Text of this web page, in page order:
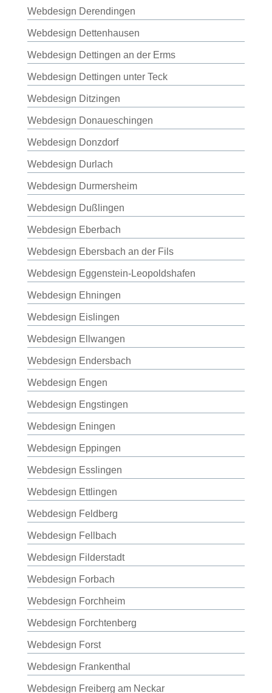
Webdesign Derendingen
Webdesign Dettenhausen
Webdesign Dettingen an der Erms
Webdesign Dettingen unter Teck
Webdesign Ditzingen
Webdesign Donaueschingen
Webdesign Donzdorf
Webdesign Durlach
Webdesign Durmersheim
Webdesign Dußlingen
Webdesign Eberbach
Webdesign Ebersbach an der Fils
Webdesign Eggenstein-Leopoldshafen
Webdesign Ehningen
Webdesign Eislingen
Webdesign Ellwangen
Webdesign Endersbach
Webdesign Engen
Webdesign Engstingen
Webdesign Eningen
Webdesign Eppingen
Webdesign Esslingen
Webdesign Ettlingen
Webdesign Feldberg
Webdesign Fellbach
Webdesign Filderstadt
Webdesign Forbach
Webdesign Forchheim
Webdesign Forchtenberg
Webdesign Forst
Webdesign Frankenthal
Webdesign Freiberg am Neckar